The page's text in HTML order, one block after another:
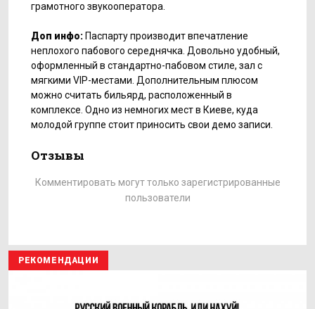
грамотного звукооператора.
Доп инфо: Паспарту производит впечатление
неплохого пабового середнячка. Довольно удобный,
оформленный в стандартно-пабовом стиле, зал с
мягкими VIP-местами. Дополнительным плюсом
можно считать бильярд, расположенный в
комплексе. Одно из немногих мест в Киеве, куда
молодой группе стоит приносить свои демо записи.
Отзывы
Комментировать могут только зарегистрированные
пользователи
РЕКОМЕНДАЦИИ